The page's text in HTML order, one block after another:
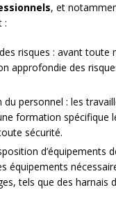
, et
:
risques : avant toute
approfondie des
personnel : les
formation spécifique
sécurité.
d’équipements
équipements
tels que des